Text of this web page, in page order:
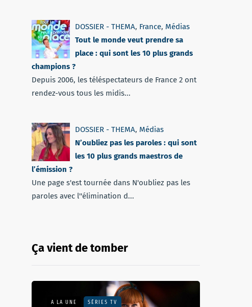
DOSSIER - THEMA, France, Médias
Tout le monde veut prendre sa
place : qui sont les 10 plus grands
champions ?
Depuis 2006, les téléspectateurs de France 2 ont
rendez-vous tous les midis...
DOSSIER - THEMA, Médias
N’oubliez pas les paroles : qui sont
les 10 plus grands maestros de
l’émission ?
Une page s'est tournée dans N'oubliez pas les
paroles avec l''élimination d...
Ça vient de tomber
A LA UNE SÉRIES TV